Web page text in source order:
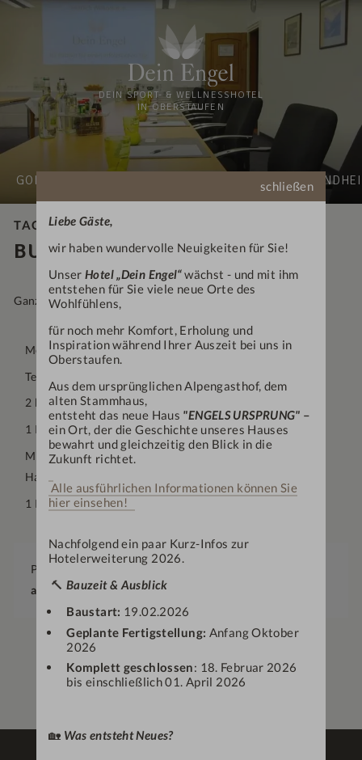
schließen
Liebe Gäste,
wir haben wundervolle Neuigkeiten für Sie!
UnserHotel „Dein Engel“wächst - und mit ihm
entstehen für Sie viele neue Orte des
Wohlfühlens,
für noch mehr Komfort, Erholung und
Inspiration während Ihrer Auszeit bei uns in
Oberstaufen.
Aus dem ursprünglichen Alpengasthof, dem
alten Stammhaus,
entsteht das neue Haus "ENGELS URSPRUNG" –
ein Ort, der die Geschichte unseres Hauses
bewahrt und gleichzeitig den Blick in die
Zukunft richtet.
Alle ausführlichen Informationen können Sie
hier einsehen!
Nachfolgend ein paar Kurz-Infos zur
Hotelerweiterung 2026.
🔨 Bauzeit & Ausblick
Baustart: 19.02.2026
Geplante Fertigstellung: Anfang Oktober
2026
Komplett geschlossen: 18. Februar 2026
bis einschließlich 01. April 2026
🏡 Was entsteht Neues?
DEIN SPORT- & WELLNESSHOTEL
IN OBERSTAUFEN
GOLF & AKTIVURLAUB
TAGUNG
BUSINESS-PAUSCHALE "XL"
Ganz entspannt durch den Arbeitstag
Moderner Tagungsraum mit Außenterrasse
Technische Grundausstattung
2 kl. alkoholfreie Getränke pro Person im Tagungsraum
1 Kaffeepause mit Butterbrezen am Vormittag
Mittagsmenü: Gemischter Salat oder Suppe und leichter
Hauptgang zur Wahl (Fisch/Fleisch/Vegetarisch)
1 Kaffeepause mit Kuchen/Gebäck am Nachmittag
Preis
ab
€ 72,—